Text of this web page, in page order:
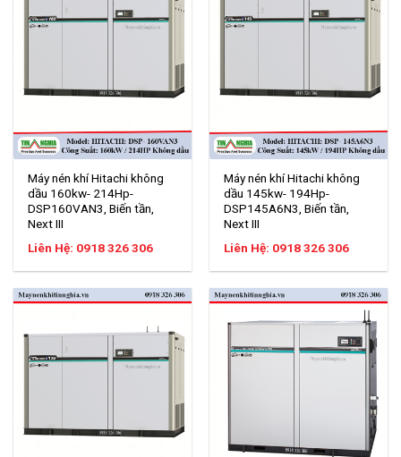
Máy nén khí Hitachi không
dầu 160kw- 214Hp-
DSP160VAN3, Biến tần,
Next III
Liên Hệ: 0918 326 306
Máy nén khí Hitachi không
dầu 145kw- 194Hp-
DSP145A6N3, Biến tần,
Next III
Liên Hệ: 0918 326 306